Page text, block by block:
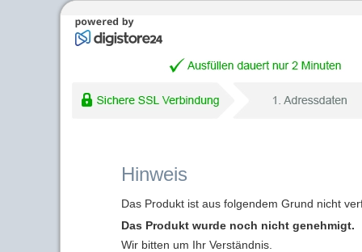
Hinweis
Das Produkt ist aus folgendem Grund nicht
Das Produkt wurde noch nicht genehmigt.
Wir bitten um Ihr Verständnis.